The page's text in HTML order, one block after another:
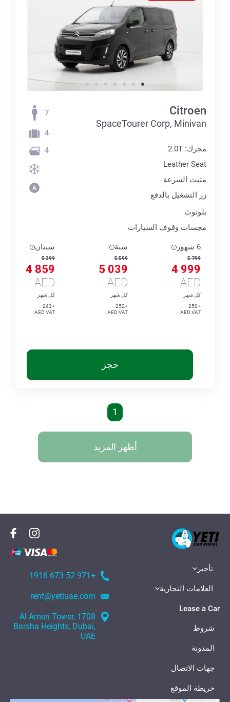
Citroen
SpaceTourer Corp, Minivan
محرك: 2.0T
Leather Seat
مثبت السرعة
زر التشغيل بالدفع
بلوتوث
مجسات وقوف السيارات
7
4
4
6 شهور
5 799
4 999
AED
كل شهر
+250
AED VAT
سنة
5 599
5 039
AED
كل شهر
+252
AED VAT
سنتان
5 399
4 859
AED
كل شهر
+243
AED VAT
حجز
1
أظهر المزيد
تأجير
العلامات التجارية
Lease a Car
شروط
المدونة
جهات الاتصال
خريطة الموقع
+971 52 673 1916
rent@yetiuae.com
1708 Al Ameri Tower,
Barsha Heights, Dubai,
UAE